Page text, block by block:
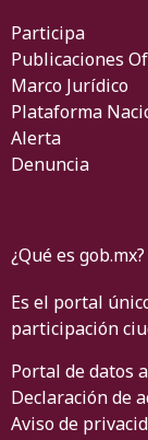
Participa
Publicaciones
Marco Jurídico
Plataforma
Alerta
Denuncia
¿Qué es gob.mx?
Es el portal
participación
Portal de datos
Declaración de
Aviso de